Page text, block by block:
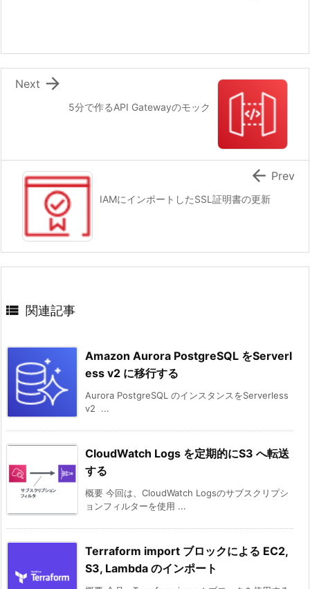
5分で作るAPI Gatewayのモック

Next
IAMにインポートしたSSL証明書の更新
 Prev
 関連記事
Amazon Aurora PostgreSQL をServerl
ess v2 に移行する
Aurora PostgreSQL のインスタンスをServerless
v2 ...
CloudWatch Logs を定期的にS3 へ転送
する
概要 今回は、CloudWatch Logsのサブスクリプシ
ョンフィルターを使用 ...
Terraform import ブロックによる EC2,
S3, Lambda のインポート